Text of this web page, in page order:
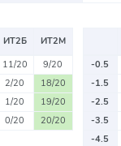
ИТ2Б
ИТ2М
11/20
9/20
2/20
18/20
1/20
19/20
0/20 20/20
-0.5
-1.5
-2.5
-3.5
-4.5